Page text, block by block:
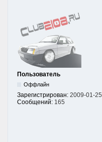
Пользователь
Оффлайн
Зарегистрирован: 2009-01-25
Сообщений: 165